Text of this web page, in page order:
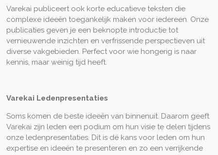
Varekai publiceert ook korte educatieve teksten die
complexe ideeën toegankelijk maken voor iedereen. Onze
publicaties geven je een beknopte introductie tot
vernieuwende inzichten en verfrissende perspectieven uit
diverse vakgebieden. Perfect voor wie hongerig is naar
kennis, maar weinig tijd heeft.
Varekai Ledenpresentaties
Soms komen de beste ideeën van binnenuit. Daarom geeft
Varekai zijn leden een podium om hun visie te delen tijdens
onze ledenpresentaties. Dit is dé kans voor leden om hun
expertise en ideeën te presenteren en zo een verrijkende